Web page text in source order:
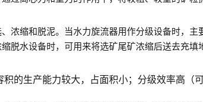
浓缩和脱泥。当水力旋流器用作分级设备时，主
脱水设备时，可用来将选矿尾矿浓缩后送去充填
的生产能力较大，占面积小；分级效率高（